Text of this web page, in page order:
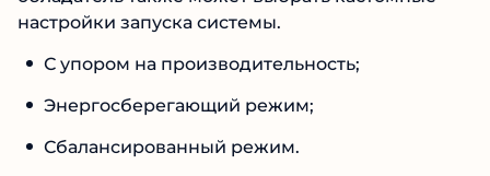
настройки запуска системы.
С упором на производительность;
Энергосберегающий режим;
Сбалансированный режим.